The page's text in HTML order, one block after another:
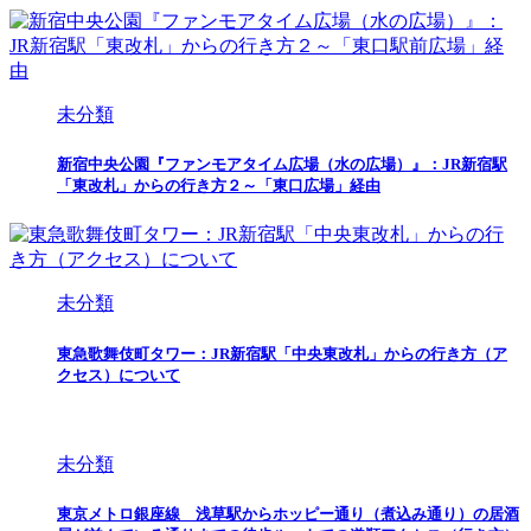
未分類
新宿中央公園『ファンモアタイム広場（水の広場）』：JR新宿駅
「東改札」からの行き方２～「東口広場」経由
未分類
東急歌舞伎町タワー：JR新宿駅「中央東改札」からの行き方（ア
クセス）について
未分類
東京メトロ銀座線 浅草駅からホッピー通り（煮込み通り）の居酒